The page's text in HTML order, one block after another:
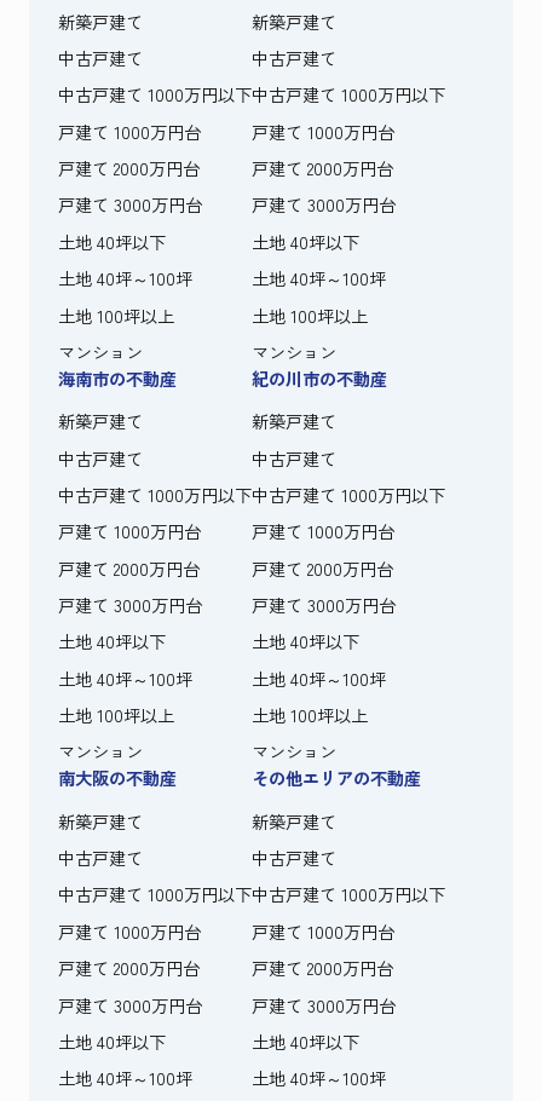
新築戸建て
中古戸建て
中古戸建て 1000万円以下
戸建て 1000万円台
戸建て 2000万円台
戸建て 3000万円台
土地 40坪以下
土地 40坪～100坪
土地 100坪以上
マンション
新築戸建て
中古戸建て
中古戸建て 1000万円以下
戸建て 1000万円台
戸建て 2000万円台
戸建て 3000万円台
土地 40坪以下
土地 40坪～100坪
土地 100坪以上
マンション
海南市の不動産
新築戸建て
中古戸建て
中古戸建て 1000万円以下
戸建て 1000万円台
戸建て 2000万円台
戸建て 3000万円台
土地 40坪以下
土地 40坪～100坪
土地 100坪以上
マンション
紀の川市の不動産
新築戸建て
中古戸建て
中古戸建て 1000万円以下
戸建て 1000万円台
戸建て 2000万円台
戸建て 3000万円台
土地 40坪以下
土地 40坪～100坪
土地 100坪以上
マンション
南大阪の不動産
新築戸建て
中古戸建て
中古戸建て 1000万円以下
戸建て 1000万円台
戸建て 2000万円台
戸建て 3000万円台
土地 40坪以下
土地 40坪～100坪
その他エリアの不動産
新築戸建て
中古戸建て
中古戸建て 1000万円以下
戸建て 1000万円台
戸建て 2000万円台
戸建て 3000万円台
土地 40坪以下
土地 40坪～100坪